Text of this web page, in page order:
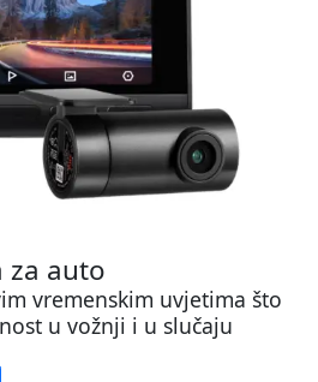
za auto
vremenskim uvjetima što
u vožnji i u slučaju